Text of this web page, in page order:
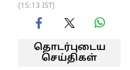
(15:13 IST)
தொடர்புடைய
செய்திகள்